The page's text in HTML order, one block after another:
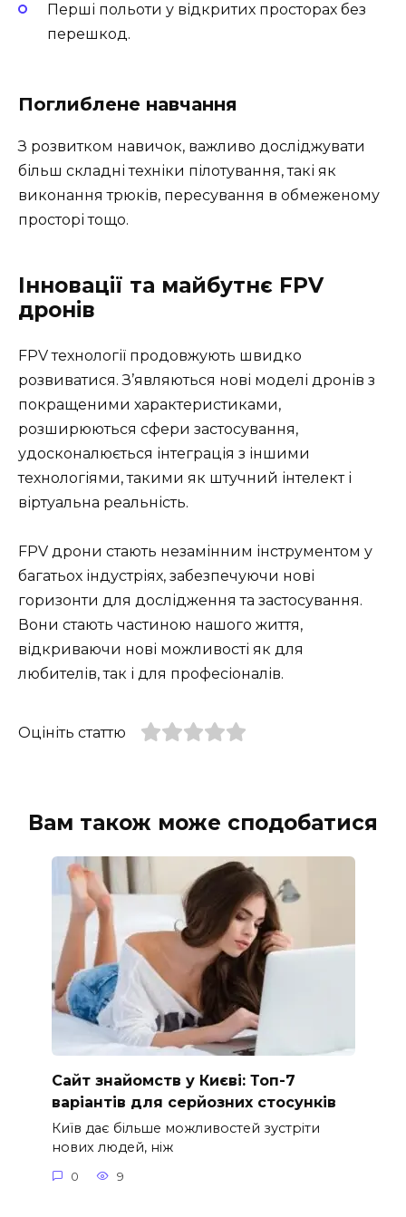
Перші польоти у відкритих просторах без
перешкод.
Поглиблене навчання
З розвитком навичок, важливо досліджувати
більш складні техніки пілотування, такі як
виконання трюків, пересування в обмеженому
просторі тощо.
Інновації та майбутнє FPV
дронів
FPV технології продовжують швидко
розвиватися. З’являються нові моделі дронів з
покращеними характеристиками,
розширюються сфери застосування,
удосконалюється інтеграція з іншими
технологіями, такими як штучний інтелект і
віртуальна реальність.
FPV дрони стають незамінним інструментом у
багатьох індустріях, забезпечуючи нові
горизонти для дослідження та застосування.
Вони стають частиною нашого життя,
відкриваючи нові можливості як для
любителів, так і для професіоналів.
Оцініть статтю
Вам також може сподобатися
Сайт знайомств у Києві: Топ-7
варіантів для серйозних стосунків
Київ дає більше можливостей зустріти
нових людей, ніж
0 9